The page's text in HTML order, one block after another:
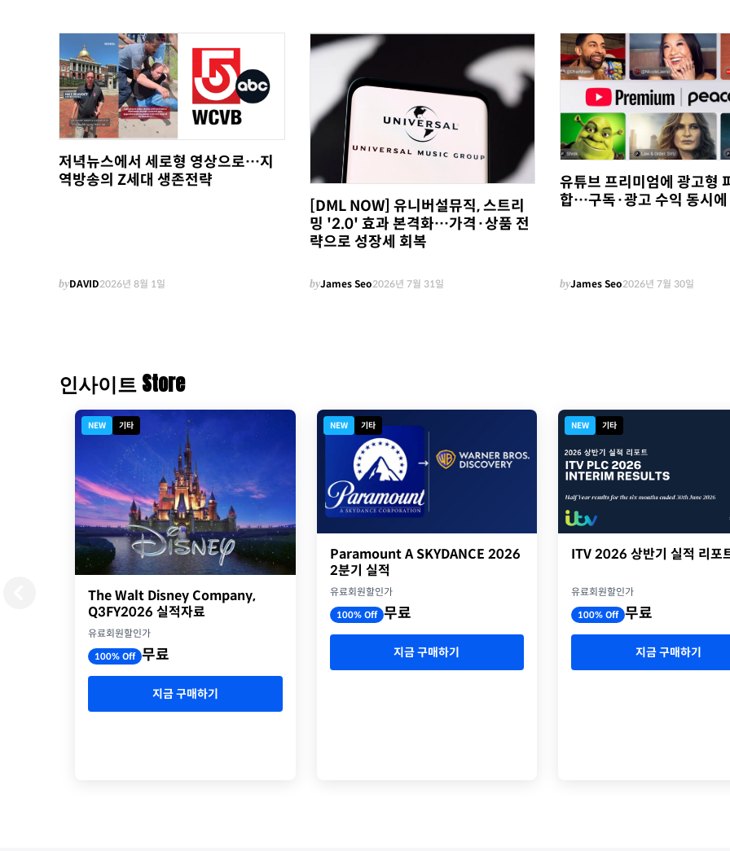
저녁뉴스에서 세로형 영상으로…지
역방송의 Z세대 생존전략
byDAVID2026년 8월 1일
[DML NOW] 유니버설뮤직, 스트리
밍 '2.0' 효과 본격화…가격·상품 전
략으로 성장세 회복
byJames Seo2026년 7월 31일
유튜브 프리미엄에 광고형
합…구독·광고 수익 동시에
byJames Seo2026년 7월 30일
인사이트 Store
NEW 기타
The Walt Disney Company,
Q3FY2026 실적자료
유료회원할인가
100% Off 무료
지금 구매하기
NEW 기타
Paramount A SKYDANCE 2026
2분기 실적
유료회원할인가
100% Off 무료
지금 구매하기
NEW 기타
ITV 2026 상반기 실적 리포
유료회원할인가
100% Off 무료
지금 구매하기